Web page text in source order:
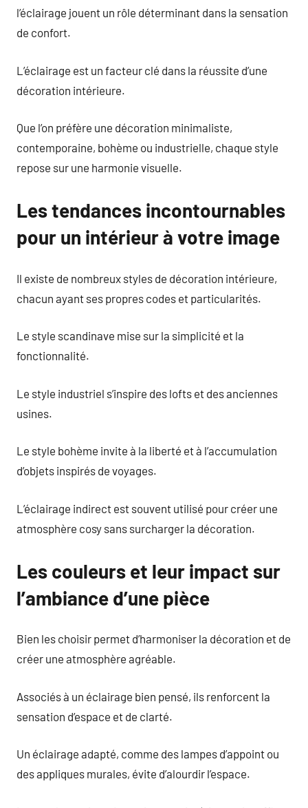
l’éclairage jouent un rôle déterminant dans la sensation
de confort.
L’éclairage est un facteur clé dans la réussite d’une
décoration intérieure.
Que l’on préfère une décoration minimaliste,
contemporaine, bohème ou industrielle, chaque style
repose sur une harmonie visuelle.
Les tendances incontournables
pour un intérieur à votre image
Il existe de nombreux styles de décoration intérieure,
chacun ayant ses propres codes et particularités.
Le style scandinave mise sur la simplicité et la
fonctionnalité.
Le style industriel s’inspire des lofts et des anciennes
usines.
Le style bohème invite à la liberté et à l’accumulation
d’objets inspirés de voyages.
L’éclairage indirect est souvent utilisé pour créer une
atmosphère cosy sans surcharger la décoration.
Les couleurs et leur impact sur
l’ambiance d’une pièce
Bien les choisir permet d’harmoniser la décoration et de
créer une atmosphère agréable.
Associés à un éclairage bien pensé, ils renforcent la
sensation d’espace et de clarté.
Un éclairage adapté, comme des lampes d’appoint ou
des appliques murales, évite d’alourdir l’espace.